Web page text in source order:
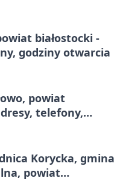
białostocki -
godziny otwarcia
powiat
telefony,
Korycka, gmina
powiat